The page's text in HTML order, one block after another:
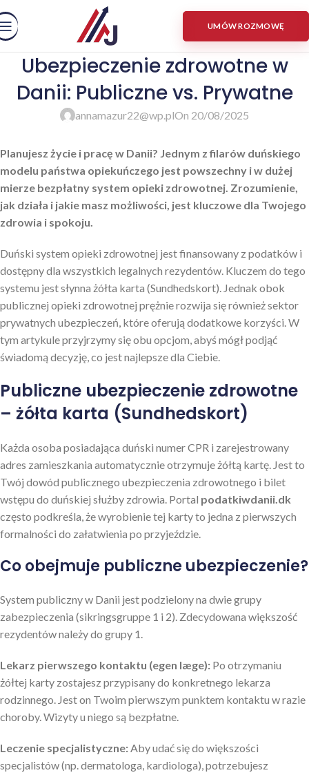
UMÓW ROZMOWĘ
Ubezpieczenie zdrowotne w
Danii: Publiczne vs. Prywatne
annamazur22@wp.plOn 20/08/2025
Planujesz życie i pracę w Danii? Jednym z filarów duńskiego
modelu państwa opiekuńczego jest powszechny i w dużej
mierze bezpłatny system opieki zdrowotnej. Zrozumienie,
jak działa i jakie masz możliwości, jest kluczowe dla Twojego
zdrowia i spokoju.
Duński system opieki zdrowotnej jest finansowany z podatków i
dostępny dla wszystkich legalnych rezydentów. Kluczem do tego
systemu jest słynna żółta karta (Sundhedskort). Jednak obok
publicznej opieki zdrowotnej prężnie rozwija się również sektor
prywatnych ubezpieczeń, które oferują dodatkowe korzyści. W
tym artykule przyjrzymy się obu opcjom, abyś mógł podjąć
świadomą decyzję, co jest najlepsze dla Ciebie.
Publiczne ubezpieczenie zdrowotne
– żółta karta (Sundhedskort)
Każda osoba posiadająca duński numer CPR i zarejestrowany
adres zamieszkania automatycznie otrzymuje żółtą kartę. Jest to
Twój dowód publicznego ubezpieczenia zdrowotnego i bilet
wstępu do duńskiej służby zdrowia. Portal podatkiwdanii.dk
często podkreśla, że wyrobienie tej karty to jedna z pierwszych
formalności do załatwienia po przyjeździe.
Co obejmuje publiczne ubezpieczenie?
System publiczny w Danii jest podzielony na dwie grupy
zabezpieczenia (sikringsgruppe 1 i 2). Zdecydowana większość
rezydentów należy do grupy 1.
Lekarz pierwszego kontaktu (egen læge): Po otrzymaniu
żółtej karty zostajesz przypisany do konkretnego lekarza
rodzinnego. Jest on Twoim pierwszym punktem kontaktu w razie
choroby. Wizyty u niego są bezpłatne.
Leczenie specjalistyczne:Aby udać się do większości
specjalistów (np. dermatologa, kardiologa), potrzebujesz